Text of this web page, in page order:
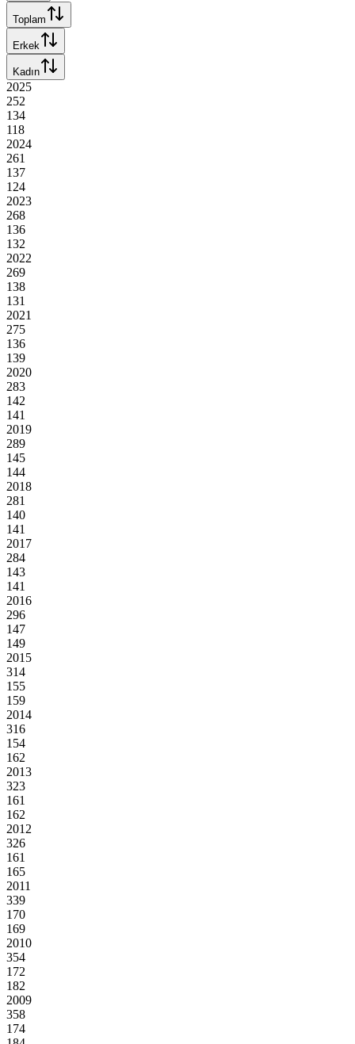
Toplam
Erkek
Kadın
2025
252
134
118
2024
261
137
124
2023
268
136
132
2022
269
138
131
2021
275
136
139
2020
283
142
141
2019
289
145
144
2018
281
140
141
2017
284
143
141
2016
296
147
149
2015
314
155
159
2014
316
154
162
2013
323
161
162
2012
326
161
165
2011
339
170
169
2010
354
172
182
2009
358
174